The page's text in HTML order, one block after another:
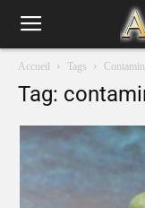
Accueil Tags
Tag: